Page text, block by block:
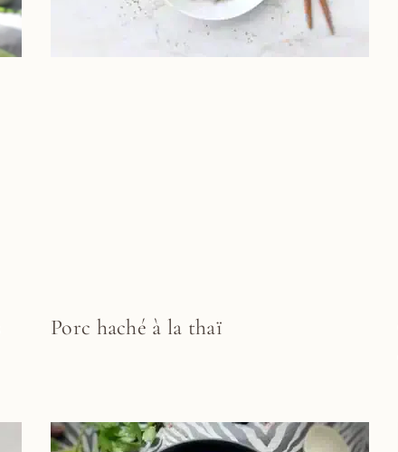
Porc haché à la thaï